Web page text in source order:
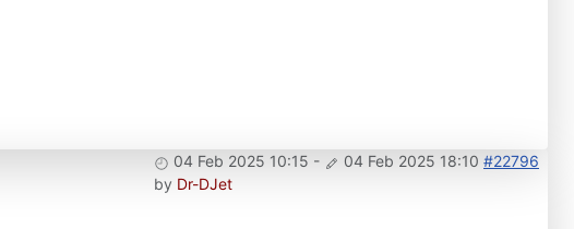
04 Feb 2025 10:15 - 04 Feb 2025 18:10 #22796
by Dr-DJet